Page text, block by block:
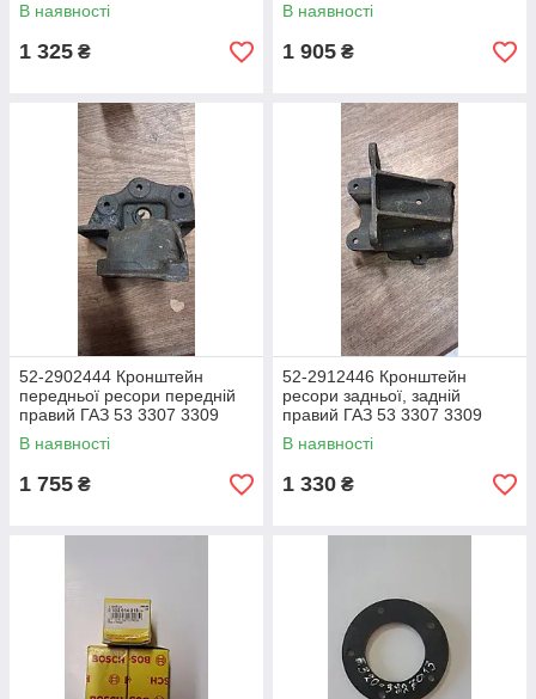
В наявності
1 325 ₴
В наявності
1 905 ₴
52-2902444 Кронштейн
передньої ресори передній
правий ГАЗ 53 3307 3309
В наявності
1 755 ₴
52-2912446 Кронштейн
ресори задньої, задній
правий ГАЗ 53 3307 3309
В наявності
1 330 ₴